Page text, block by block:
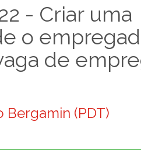
- Criar uma
o
de
Bergamin (PDT)